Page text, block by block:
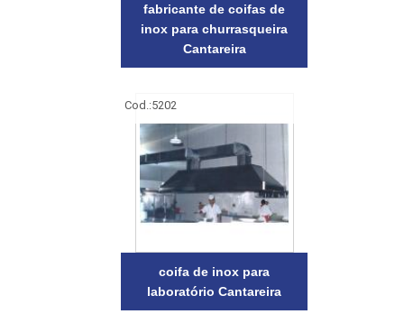
fabricante de coifas de
inox para churrasqueira
Cantareira
Cod.:5202
coifa de inox para
laboratório Cantareira